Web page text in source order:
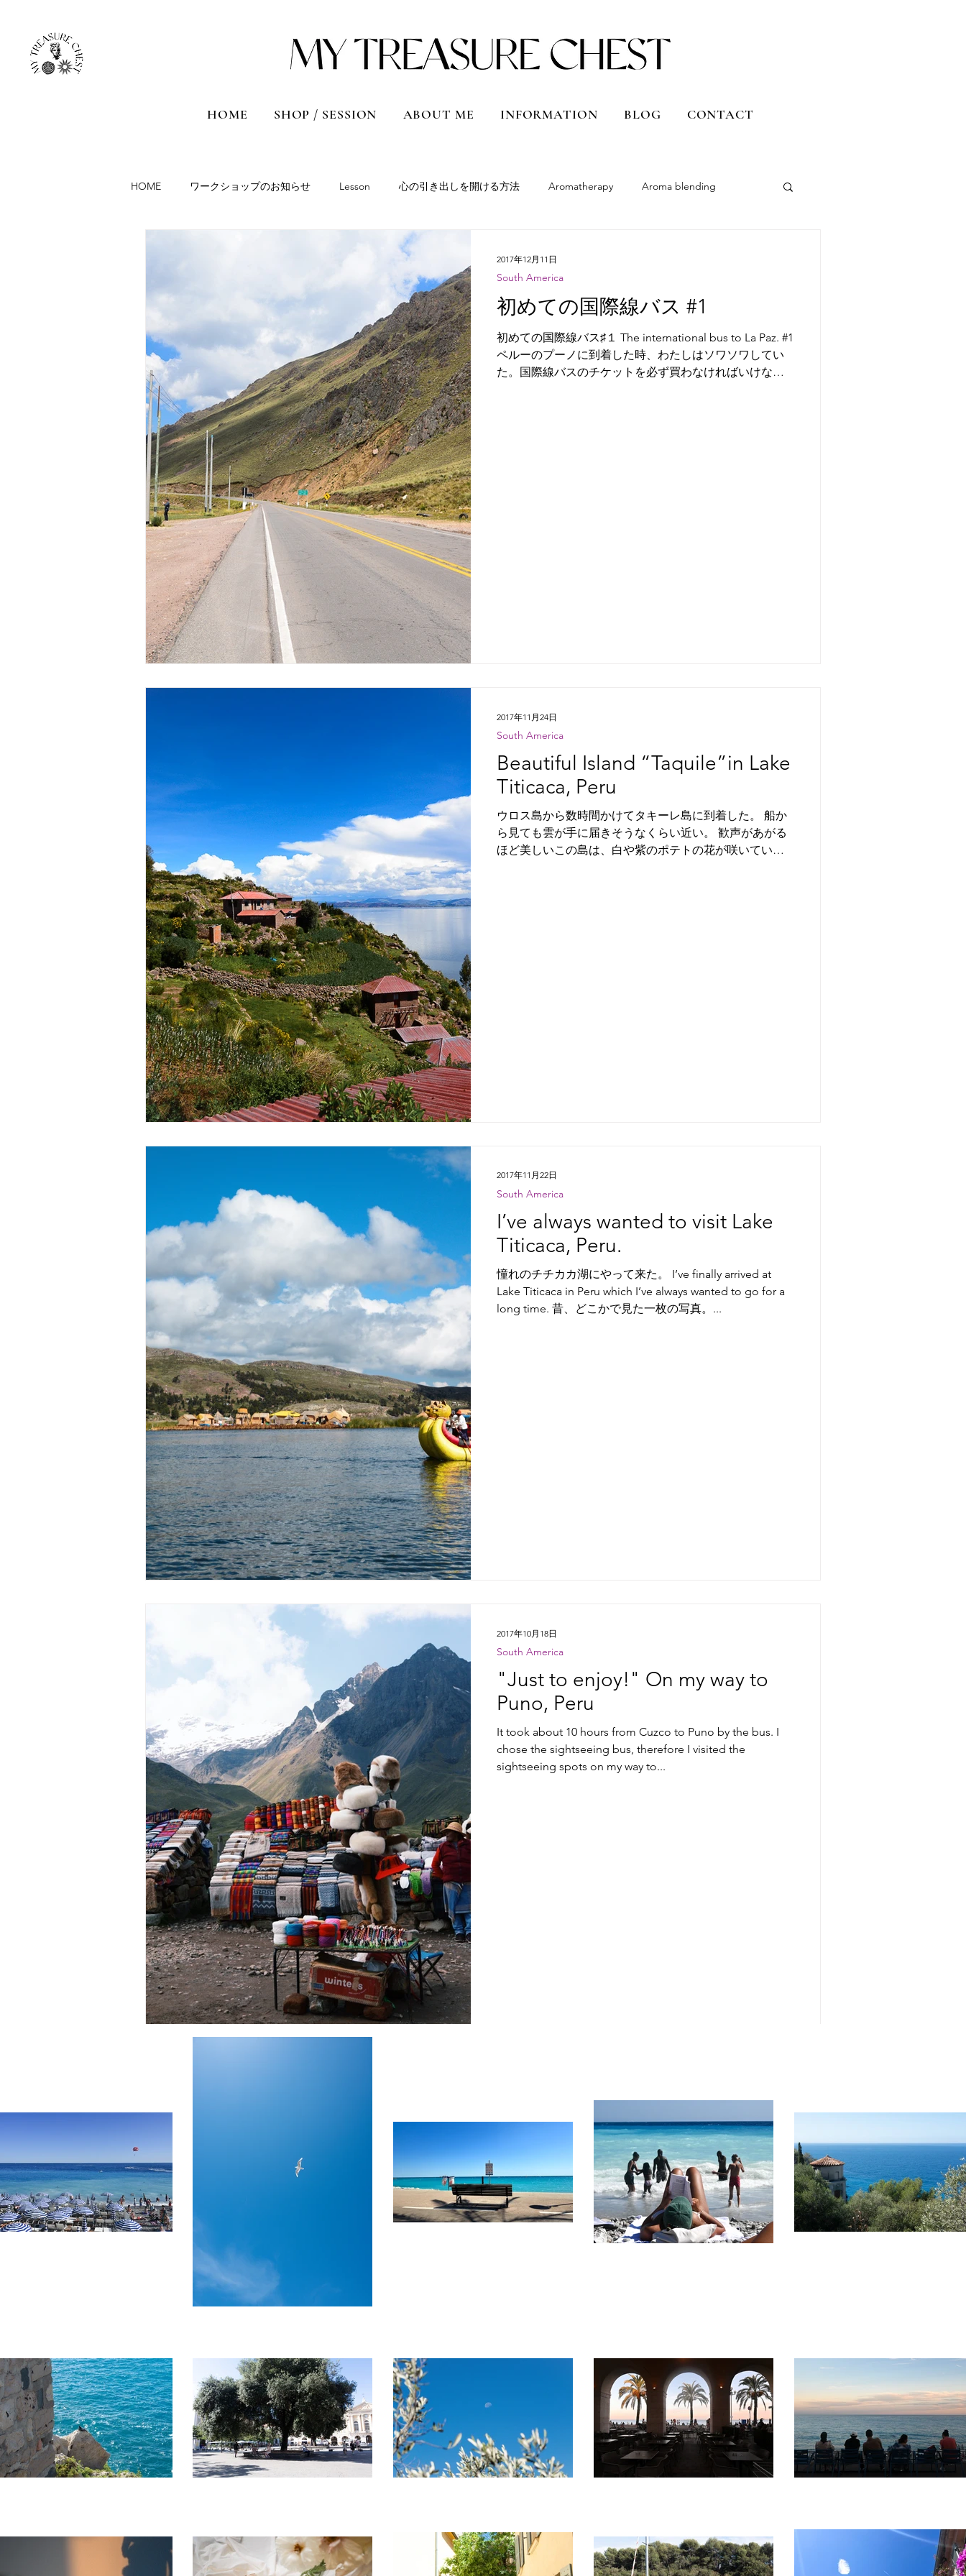
HOME SHOP / SESSION ABOUT ME INFORMATION BLOG CONTACT
HOME ワークショップのお知らせ Lesson 心の引き出しを開ける方法 Aromatherapy Aroma blending
South America
Sicily Vietnam Shanghai, China Hokkaido Japan Daily life
Camera Books About me Job Information India USA
初めての国際線バス #1
初めての国際線バス♯１ The international bus to La Paz. #1
ペルーのプーノに到着した時、わたしはソワソワしてい
た。国際線バスのチケットを必ず買わなければいけなか
South America
2017年12月11日
Beautiful Island “Taquile”in Lake
Titicaca, Peru
ウロス島から数時間かけてタキーレ島に到着した。 船か
ら見ても雲が手に届きそうなくらい近い。 歓声があがる
ほど美しいこの島は、白や紫のポテトの花が咲いてい
South America
2017年11月24日
I’ve always wanted to visit Lake
Titicaca, Peru.
憧れのチチカカ湖にやって来た。 I’ve finally arrived at
Lake Titicaca in Peru which I’ve always wanted to go for a
long time. 昔、どこかで見た一枚の写真。...
South America
2017年11月22日
"Just to enjoy!" On my way to
Puno, Peru
It took about 10 hours from Cuzco to Puno by the bus. I
chose the sightseeing bus, therefore I visited the
sightseeing spots on my way to...
South America
2017年10月18日